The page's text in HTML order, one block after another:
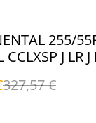
255/
J LR J
327,57 €